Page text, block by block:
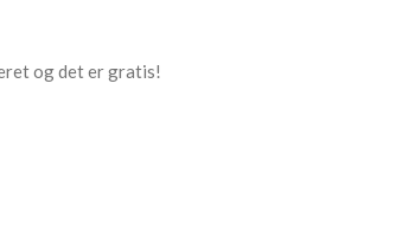
og det er gratis!